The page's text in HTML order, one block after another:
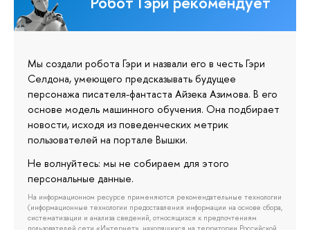
Мы создали робота Гэри и назвали его в честь Гэри
Селдона, умеющего предсказывать будущее
персонажа писателя-фантаста Айзека Азимова. В его
основе модель машинного обучения. Она подбирает
новости, исходя из поведенческих метрик
пользователей на портале Вышки.
Не волнуйтесь: мы не собираем для этого
персональные данные.
На информационном ресурсе применяются рекомендательные технологии
(информационные технологии предоставления информации на основе сбора,
систематизации и анализа сведений, относящихся к предпочтениям
пользователей сети «Интернет», находящихся на территории Российской